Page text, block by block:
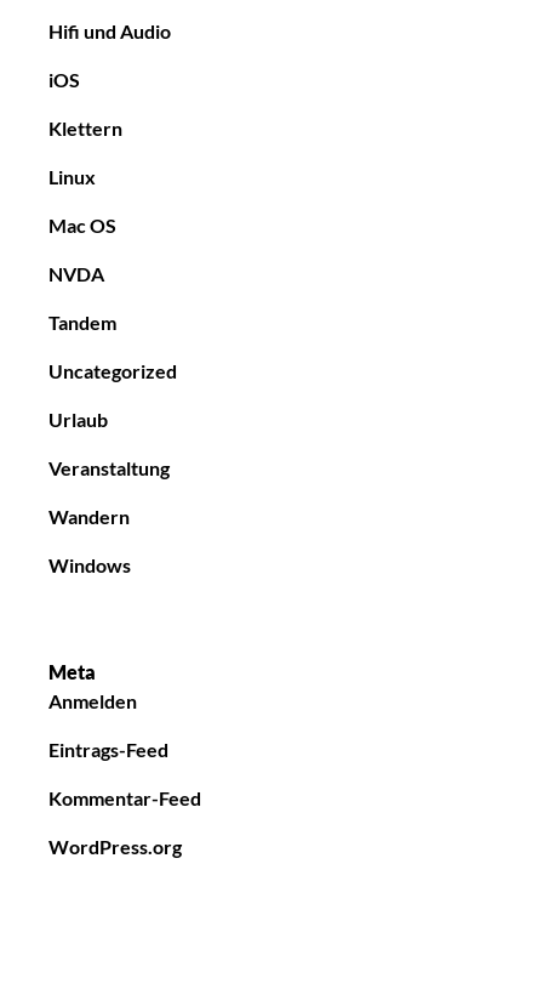
Hifi und Audio
iOS
Klettern
Linux
Mac OS
NVDA
Tandem
Uncategorized
Urlaub
Veranstaltung
Wandern
Windows
Meta
Anmelden
Eintrags-Feed
Kommentar-Feed
WordPress.org